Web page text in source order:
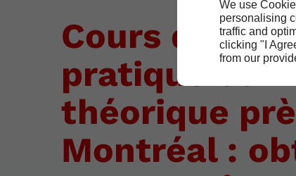
We use
personalising
traffic and
clicking "I
from our
Cours de
pratique et
théorique
Montréal :